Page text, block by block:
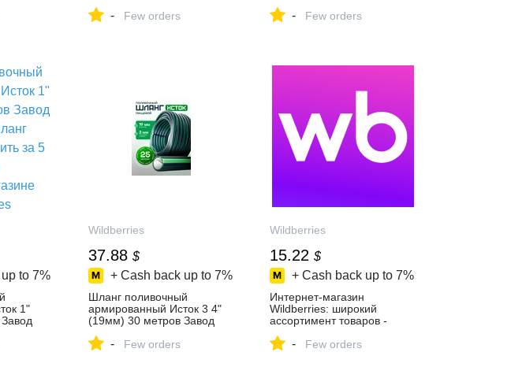
за
купить за 3 043 ₽ в
- Few orders - Few orders
to 7%
1"
Wildberries
37.88 $
+ Cash back up to 7%
Шланг поливочный
армированный Исток 3 4"
(19мм) 30 метров Завод
купить за 2 423 ₽ в
- Few orders
Wildberries
15.22 $
+ Cash back up to 7%
Интернет‑магазин
Wildberries: широкий
ассортимент товаров -
- Few orders